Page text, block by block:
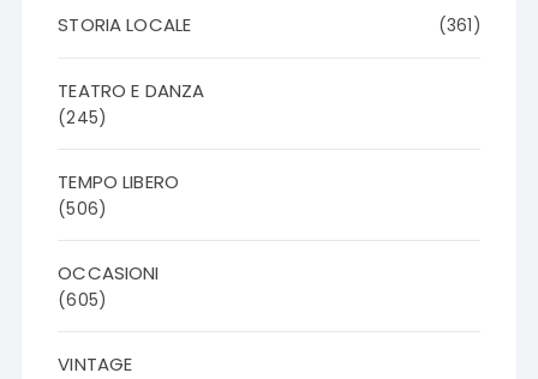
STORIA LOCALE (361)
TEATRO E DANZA
(245)
TEMPO LIBERO
(506)
OCCASIONI
(605)
VINTAGE